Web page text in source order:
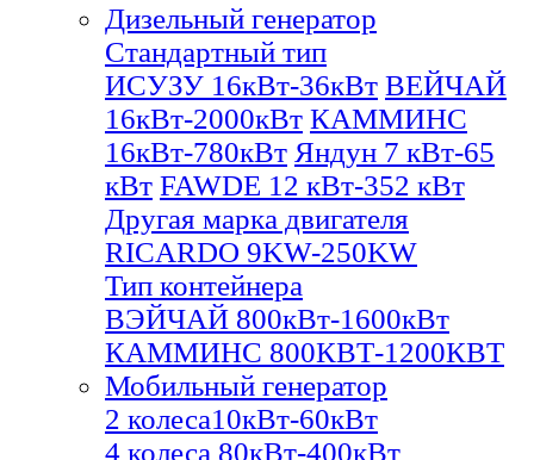
Дизельный генератор
Стандартный тип
ИСУЗУ 16кВт-36кВт ВЕЙЧАЙ
16кВт-2000кВт КАММИНС
16кВт-780кВт Яндун 7 кВт-65
кВт FAWDE 12 кВт-352 кВт
Другая марка двигателя
RICARDO 9KW-250KW
Тип контейнера
ВЭЙЧАЙ 800кВт-1600кВт
КАММИНС 800КВТ-1200КВТ
Мобильный генератор
2 колеса10кВт-60кВт
4 колеса 80кВт-400кВт